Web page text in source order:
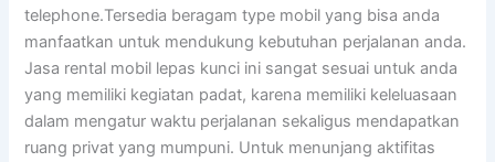
telephone.Tersedia beragam type mobil yang bisa anda
manfaatkan untuk mendukung kebutuhan perjalanan anda.
Jasa rental mobil lepas kunci ini sangat sesuai untuk anda
yang memiliki kegiatan padat, karena memiliki keleluasaan
dalam mengatur waktu perjalanan sekaligus mendapatkan
ruang privat yang mumpuni. Untuk menunjang aktifitas